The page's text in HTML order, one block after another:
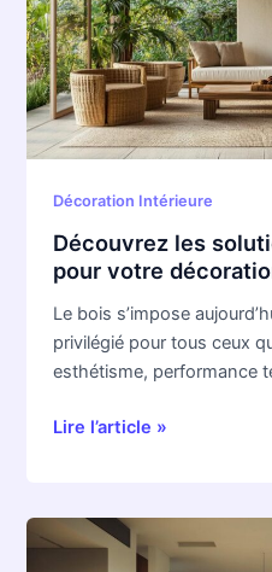
Décoration Intérieure
Découvrez les
pour votre
Le bois s’impose
privilégié pour tous ceux
esthétisme, performance
durables
pour
votre
décoration
rénovation
Lire l’article »
avantages